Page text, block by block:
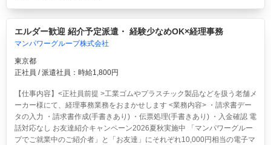
エルダー歓迎 紹介予定派遣・ 経験少なめOK×経理事務
マンパワーグループ株式会社
東京都
正社員 / 派遣社員：時給1,800円
【仕事内容】<正社員前提 >工業ゴムやプラスチック製品などを扱う老舗メ
ーカー様にて、経理事務業務をおまかせします <業務内容> ・請求書デー
タの入力 ・請求書作成(手書きあり) ・伝票処理(手書きあり) ・入金確認 電
話対応なし お友達紹介キャンペーン2026夏秋実施中 「マンパワーグルー
プでご就業中のご紹介者」と「お友達」にそれぞれ10,000円相当の電子マ